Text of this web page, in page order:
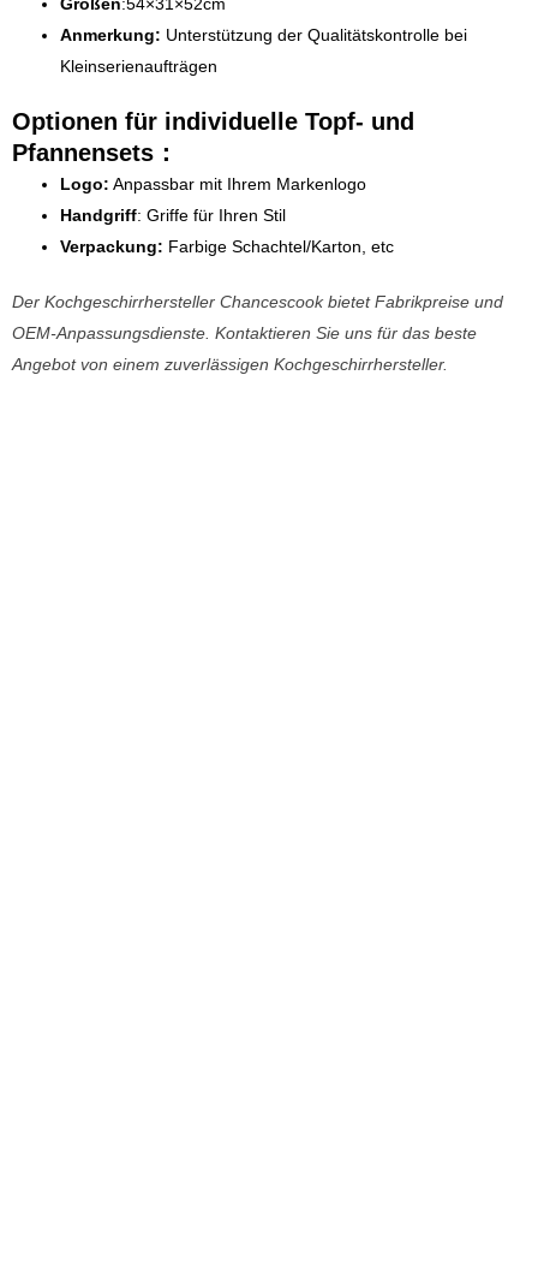
Anmerkung: Unterstützung der Qualitätskontrolle bei
Kleinserienaufträgen
Optionen für individuelle Topf- und
Pfannensets：
Logo: Anpassbar mit Ihrem Markenlogo
Handgriff: Griffe für Ihren Stil
Verpackung: Farbige Schachtel/Karton, etc
Der Kochgeschirrhersteller Chancescook bietet Fabrikpreise und
OEM-Anpassungsdienste. Kontaktieren Sie uns für das beste
Angebot von einem zuverlässigen Kochgeschirrhersteller.